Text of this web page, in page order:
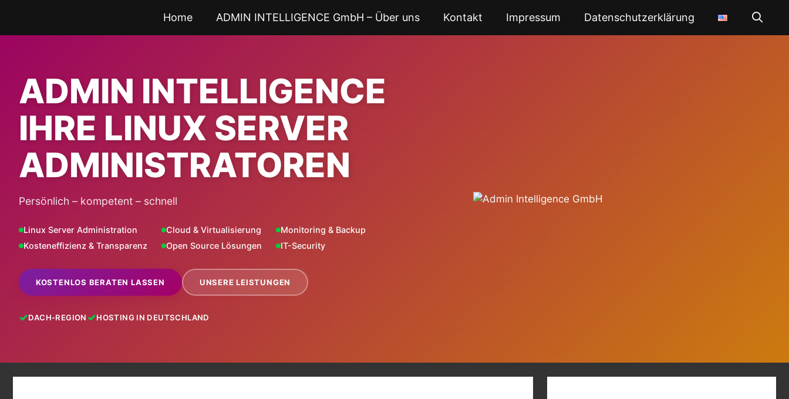
springen
Home ADMIN INTELLIGENCE GmbH – Über uns Kontakt Impressum Datenschutzerklärung
ADMIN INTELLIGENCE
IHRE LINUX SERVER
ADMINISTRATOREN
Persönlich – kompetent – schnell
Linux Server Administration Cloud & Virtualisierung
Monitoring & Backup
Kosteneffizienz & Transparenz
Open Source Lösungen IT-Security
KOSTENLOS BERATEN LASSEN UNSERE LEISTUNGEN
DACH-REGION HOSTING IN DEUTSCHLAND